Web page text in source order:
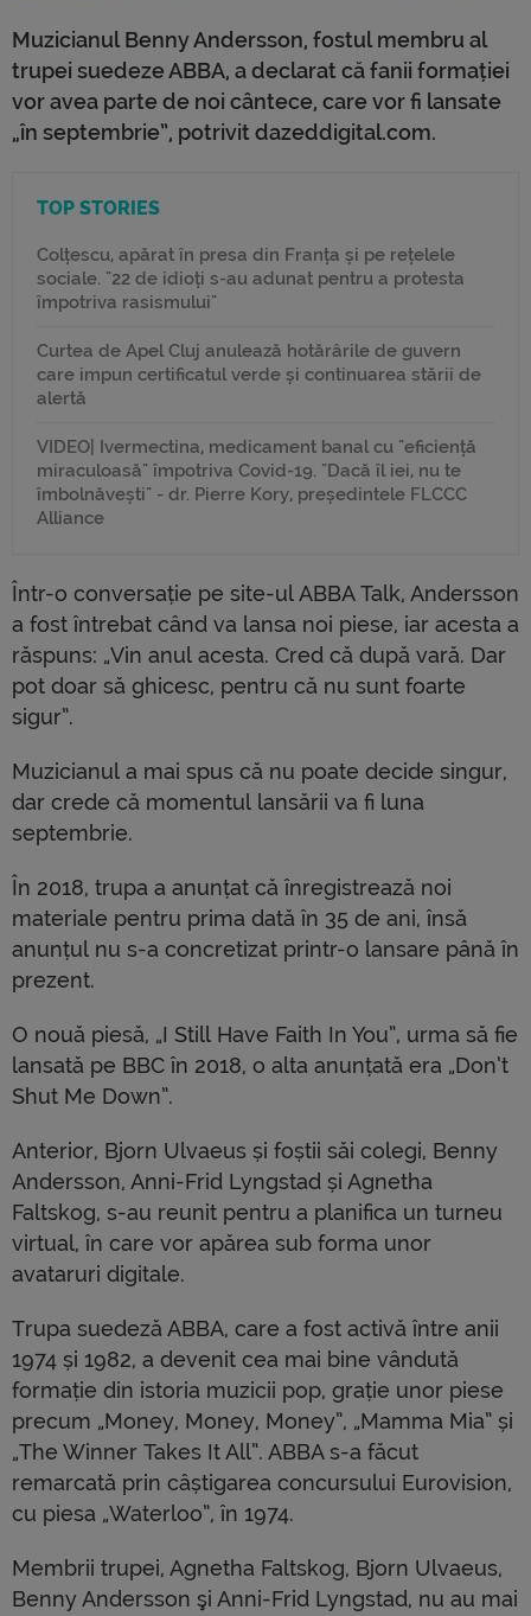
Muzicianul Benny Andersson, fostul membru al
trupei suedeze ABBA, a declarat că fanii formației
vor avea parte de noi cântece, care vor fi lansate
„în septembrie”, potrivit dazeddigital.com.
TOP STORIES
Colțescu, apărat în presa din Franța și pe rețelele
sociale. "22 de idioți s-au adunat pentru a protesta
împotriva rasismului"
Curtea de Apel Cluj anulează hotărârile de guvern
care impun certificatul verde și continuarea stării de
alertă
VIDEO| Ivermectina, medicament banal cu "eficiență
miraculoasă" împotriva Covid-19. "Dacă îl iei, nu te
îmbolnăvești" - dr. Pierre Kory, președintele FLCCC
Alliance
Într-o conversație pe site-ul ABBA Talk, Andersson
a fost întrebat când va lansa noi piese, iar acesta a
răspuns: „Vin anul acesta. Cred că după vară. Dar
pot doar să ghicesc, pentru că nu sunt foarte
sigur”.
Muzicianul a mai spus că nu poate decide singur,
dar crede că momentul lansării va fi luna
septembrie.
În 2018, trupa a anunțat că înregistrează noi
materiale pentru prima dată în 35 de ani, însă
anunțul nu s-a concretizat printr-o lansare până în
prezent.
O nouă piesă, „I Still Have Faith In You”, urma să fie
lansată pe BBC în 2018, o alta anunțată era „Don’t
Shut Me Down”.
Anterior, Bjorn Ulvaeus și foștii săi colegi, Benny
Andersson, Anni-Frid Lyngstad și Agnetha
Faltskog, s-au reunit pentru a planifica un turneu
virtual, în care vor apărea sub forma unor
avataruri digitale.
Trupa suedeză ABBA, care a fost activă între anii
1974 și 1982, a devenit cea mai bine vândută
formație din istoria muzicii pop, grație unor piese
precum „Money, Money, Money”, „Mamma Mia” și
„The Winner Takes It All”. ABBA s-a făcut
remarcată prin câștigarea concursului Eurovision,
cu piesa „Waterloo”, în 1974.
Membrii trupei, Agnetha Faltskog, Bjorn Ulvaeus,
Benny Andersson şi Anni-Frid Lyngstad, nu au mai